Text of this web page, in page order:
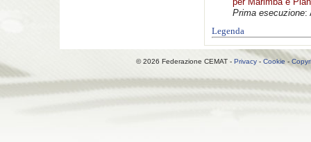
Prima esecuzione:
Legenda
© 2026 Federazione CEMAT - Privacy- Cookie -